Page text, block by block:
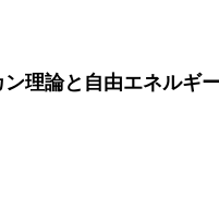
理論と自由エネルギ